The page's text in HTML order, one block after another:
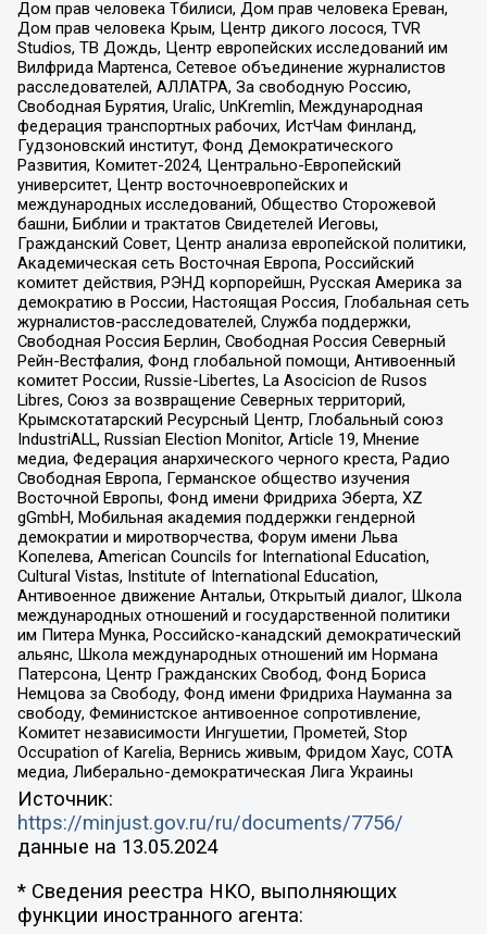
Дом прав человека Тбилиси, Дом прав человека Ереван,
Дом прав человека Крым, Центр дикого лосося, TVR
Studios, ТВ Дождь, Центр европейских исследований им
Вилфрида Мартенса, Сетевое объединение журналистов
расследователей, АЛЛАТРА, За свободную Россию,
Свободная Бурятия, Uralic, UnKremlin, Международная
федерация транспортных рабочих, ИстЧам Финланд,
Гудзоновский институт, Фонд Демократического
Развития, Комитет-2024, Центрально-Европейский
университет, Центр восточноевропейских и
международных исследований, Общество Сторожевой
башни, Библии и трактатов Свидетелей Иеговы,
Гражданский Совет, Центр анализа европейской политики,
Академическая сеть Восточная Европа, Российский
комитет действия, РЭНД корпорейшн, Русская Америка за
демократию в России, Настоящая Россия, Глобальная сеть
журналистов-расследователей, Служба поддержки,
Свободная Россия Берлин, Свободная Россия Северный
Рейн-Вестфалия, Фонд глобальной помощи, Антивоенный
комитет России, Russie-Libertes, La Asocicion de Rusos
Libres, Союз за возвращение Северных территорий,
Крымскотатарский Ресурсный Центр, Глобальный союз
IndustriALL, Russian Election Monitor, Article 19, Мнение
медиа, Федерация анархического черного креста, Радио
Свободная Европа, Германское общество изучения
Восточной Европы, Фонд имени Фридриха Эберта, XZ
gGmbH, Мобильная академия поддержки гендерной
демократии и миротворчества, Форум имени Льва
Копелева, American Councils for International Education,
Cultural Vistas, Institute of International Education,
Антивоенное движение Антальи, Открытый диалог, Школа
международных отношений и государственной политики
им Питера Мунка, Российско-канадский демократический
альянс, Школа международных отношений им Нормана
Патерсона, Центр Гражданских Свобод, Фонд Бориса
Немцова за Свободу, Фонд имени Фридриха Науманна за
свободу, Феминистское антивоенное сопротивление,
Комитет независимости Ингушетии, Прометей, Stop
Occupation of Karelia, Вернись живым, Фридом Хаус, СОТА
медиа, Либерально-демократическая Лига Украины
Источник:
https://minjust.gov.ru/ru/documents/7756/
данные на 13.05.2024
* Сведения реестра НКО, выполняющих
функции иностранного агента: